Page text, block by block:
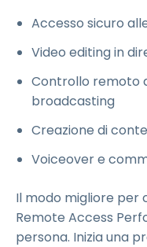
Accesso sicuro
Video editing in
Controllo remoto
broadcasting
Creazione di
Voiceover e
Il modo migliore per
Remote Access
persona. Inizia una